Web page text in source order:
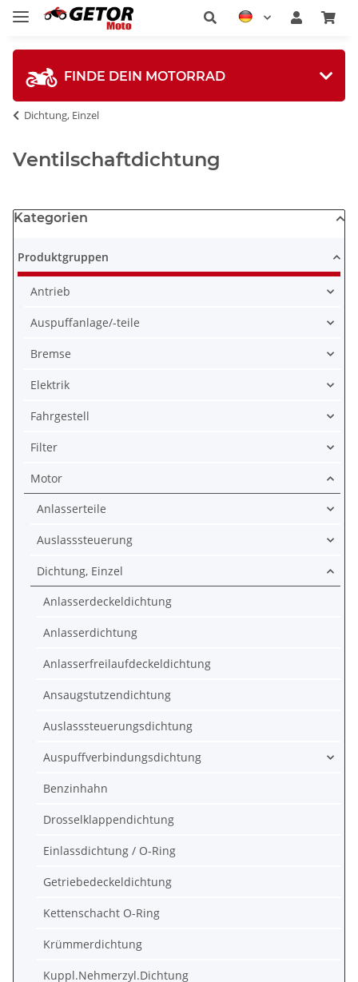
FINDE DEIN MOTORRAD
Dichtung, Einzel
Ventilschaftdichtung
Kategorien
Produktgruppen
Antrieb
Auspuffanlage/-teile
Bremse
Elektrik
Fahrgestell
Filter
Motor
Anlasserteile
Auslasssteuerung
Dichtung, Einzel
Anlasserdeckeldichtung
Anlasserdichtung
Anlasserfreilaufdeckeldichtung
Ansaugstutzendichtung
Auslasssteuerungsdichtung
Auspuffverbindungsdichtung
Benzinhahn
Drosselklappendichtung
Einlassdichtung / O-Ring
Getriebedeckeldichtung
Kettenschacht O-Ring
Krümmerdichtung
Kuppl.Nehmerzyl.Dichtung